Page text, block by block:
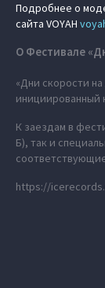
Подробнее о
сайта VOYAH
О Фестивале
«Дни скорости
инициированный
К заездам в
Б), так и
https://